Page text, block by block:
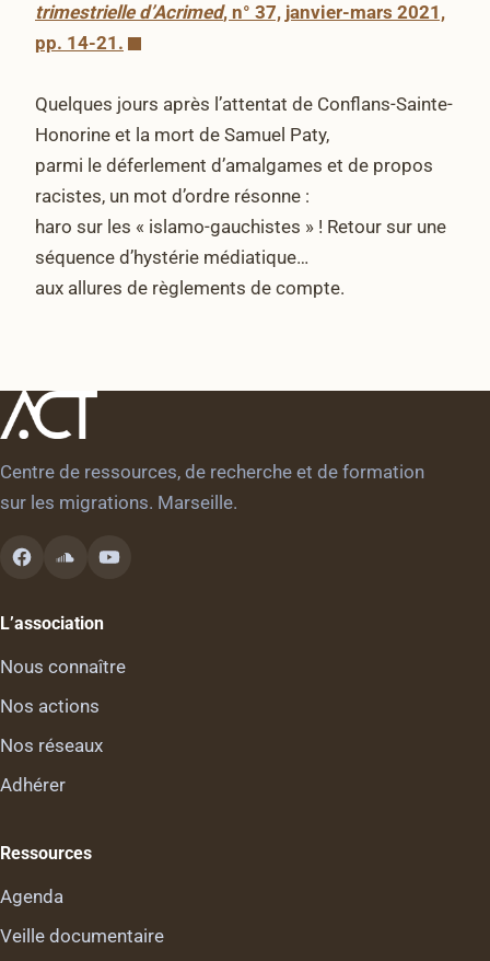
trimestrielle d’Acrimed, n° 37, janvier-mars 2021,
pp. 14-21.
Quelques jours après l’attentat de Conflans-Sainte-
Honorine et la mort de Samuel Paty,
parmi le déferlement d’amalgames et de propos
racistes, un mot d’ordre résonne :
haro sur les « islamo-gauchistes » ! Retour sur une
séquence d’hystérie médiatique…
aux allures de règlements de compte.
Centre de ressources, de recherche et de formation
sur les migrations. Marseille.
L’association
Nous connaître
Nos actions
Nos réseaux
Adhérer
Ressources
Agenda
Veille documentaire